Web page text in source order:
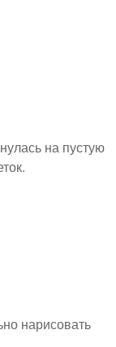
на пустую
нарисовать